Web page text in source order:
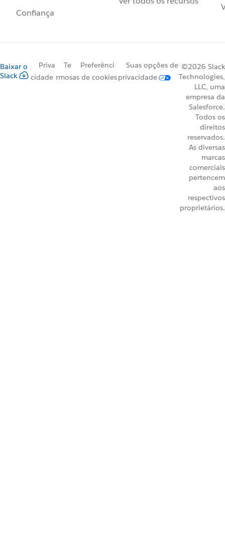
Confiança
Baixar o
Slack
Priva
cidade
Te
rmos
Preferênci
as de cookies
Suas opções de
privacidade
©2026 Slack
Technologies,
LLC, uma
empresa da
Salesforce.
Todos os
direitos
reservados.
As diversas
marcas
comerciais
pertencem
aos
respectivos
proprietários.